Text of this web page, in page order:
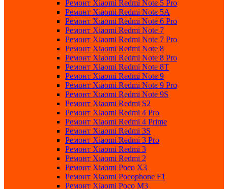
Ремонт Xiaomi Redmi Note 5 Pro
Ремонт Xiaomi Redmi Note 5A
Ремонт Xiaomi Redmi Note 6 Pro
Ремонт Xiaomi Redmi Note 7
Ремонт Xiaomi Redmi Note 7 Pro
Ремонт Xiaomi Redmi Note 8
Ремонт Xiaomi Redmi Note 8 Pro
Ремонт Xiaomi Redmi Note 8T
Ремонт Xiaomi Redmi Note 9
Ремонт Xiaomi Redmi Note 9 Pro
Ремонт Xiaomi Redmi Note 9S
Ремонт Xiaomi Redmi S2
Ремонт Xiaomi Redmi 4 Pro
Ремонт Xiaomi Redmi 4 Prime
Ремонт Xiaomi Redmi 3S
Ремонт Xiaomi Redmi 3 Pro
Ремонт Xiaomi Redmi 3
Ремонт Xiaomi Redmi 2
Ремонт Xiaomi Poco X3
Ремонт Xiaomi Pocophone F1
Ремонт Xiaomi Poco M3